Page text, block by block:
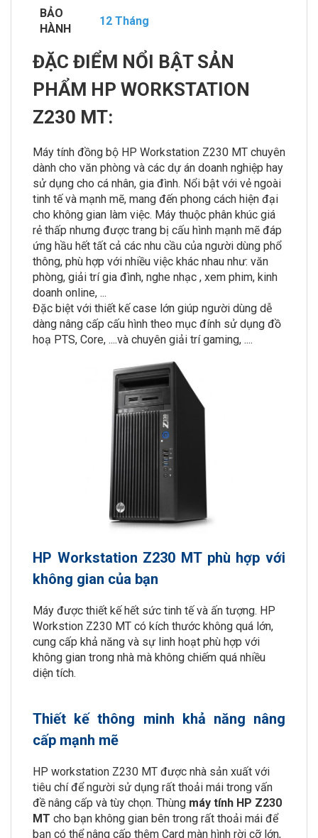
BẢO
HÀNH
12 Tháng
ĐẶC ĐIỂM NỔI BẬT SẢN
PHẨM HP WORKSTATION
Z230 MT:
Máy tính đồng bộ HP Workstation Z230 MT chuyên
dành cho văn phòng và các dự án doanh nghiệp hay
sử dụng cho cá nhân, gia đình. Nổi bật với vẻ ngoài
tinh tế và mạnh mẽ, mang đến phong cách hiện đại
cho không gian làm việc. Máy thuộc phân khúc giá
rẻ thấp nhưng được trang bị cấu hình mạnh mẽ đáp
ứng hầu hết tất cả các nhu cầu của người dùng phổ
thông, phù hợp với nhiều việc khác nhau như: văn
phòng, giải trí gia đình, nghe nhạc , xem phim, kinh
doanh online, ...
Đặc biệt với thiết kế case lớn giúp người dùng dễ
dàng nâng cấp cấu hình theo mục đính sử dụng đồ
hoạ PTS, Core, ....và chuyên giải trí gaming, ....
HP Workstation Z230 MT phù hợp với
không gian của bạn
Máy được thiết kế hết sức tinh tế và ấn tượng. HP
Workstion Z230 MT có kích thước không quá lớn,
cung cấp khả năng và sự linh hoạt phù hợp với
không gian trong nhà mà không chiếm quá nhiều
diện tích.
Thiết kế thông minh khả năng nâng
cấp mạnh mẽ
HP workstation Z230 MT được nhà sản xuất với
tiêu chí để người sử dụng rất thoải mái trong vấn
đề nâng cấp và tùy chọn. Thùng máy tính HP Z230
MT cho bạn không gian bên trong rất thoải mái để
bạn có thể nâng cấp thêm Card màn hình rời cỡ lớn,